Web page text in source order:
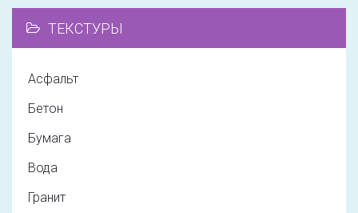
ТЕКСТУРЫ
Асфальт
Бетон
Бумага
Вода
Гранит